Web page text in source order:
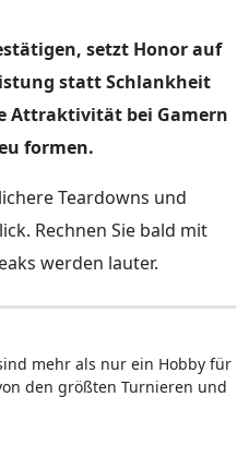
setzt Honor auf
statt Schlankheit
Attraktivität bei Gamern
formen.
Teardowns und
Rechnen Sie bald mit
werden lauter.
mehr als nur ein Hobby für
den größten Turnieren und